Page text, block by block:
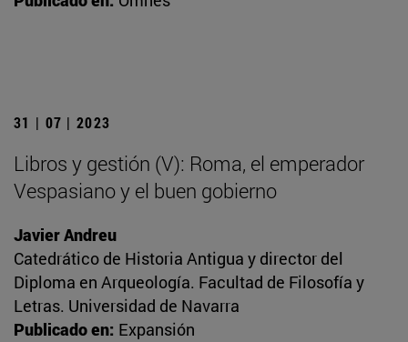
31 | 07 | 2023
Libros y gestión (V): Roma, el emperador
Vespasiano y el buen gobierno
Javier Andreu
Catedrático de Historia Antigua y director del
Diploma en Arqueología. Facultad de Filosofía y
Letras. Universidad de Navarra
Publicado en: Expansión